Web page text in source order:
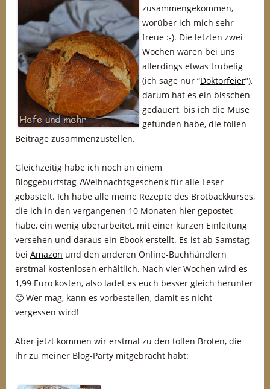
zusammengekommen,
worüber ich mich sehr
freue :-). Die letzten zwei
Wochen waren bei uns
allerdings etwas trubelig
(ich sage nur “Doktorfeier”),
darum hat es ein bisschen
gedauert, bis ich die Muse
gefunden habe, die tollen
Beiträge zusammenzustellen.
Gleichzeitig habe ich noch an einem
Bloggeburtstag-/Weihnachtsgeschenk für alle Leser
gebastelt. Ich habe alle meine Rezepte des Brotbackkurses,
die ich in den vergangenen 10 Monaten hier gepostet
habe, ein wenig überarbeitet, mit einer kurzen Einleitung
versehen und daraus ein Ebook erstellt. Es ist ab Samstag
bei Amazon und den anderen Online-Buchhändlern
erstmal kostenlosen erhältlich. Nach vier Wochen wird es
1,99 Euro kosten, also ladet es euch besser gleich herunter
🙂 Wer mag, kann es vorbestellen, damit es nicht
vergessen wird!
Aber jetzt kommen wir erstmal zu den tollen Broten, die
ihr zu meiner Blog-Party mitgebracht habt: